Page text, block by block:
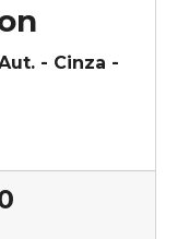
- Cinza -